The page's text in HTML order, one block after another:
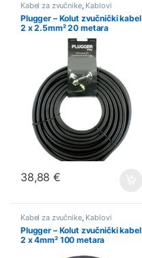
Kabel za zvučnike, Kablovi
Plugger – Kolut zvučnički kabel
2 x 2.5mm² 20 metara
38,88€
Kabel za zvučnike, Kablovi
Plugger – Kolut zvučnički kabel
2 x 4mm² 100 metara